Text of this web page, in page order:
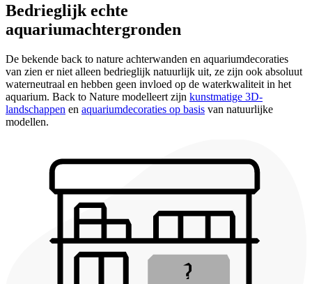
Bedrieglijk echte
aquariumachtergronden
De bekende back to nature achterwanden en aquariumdecoraties
van zien er niet alleen bedrieglijk natuurlijk uit, ze zijn ook absoluut
waterneutraal en hebben geen invloed op de waterkwaliteit in het
aquarium. Back to Nature modelleert zijn kunstmatige 3D-
landschappen en aquariumdecoraties op basis van natuurlijke
modellen.